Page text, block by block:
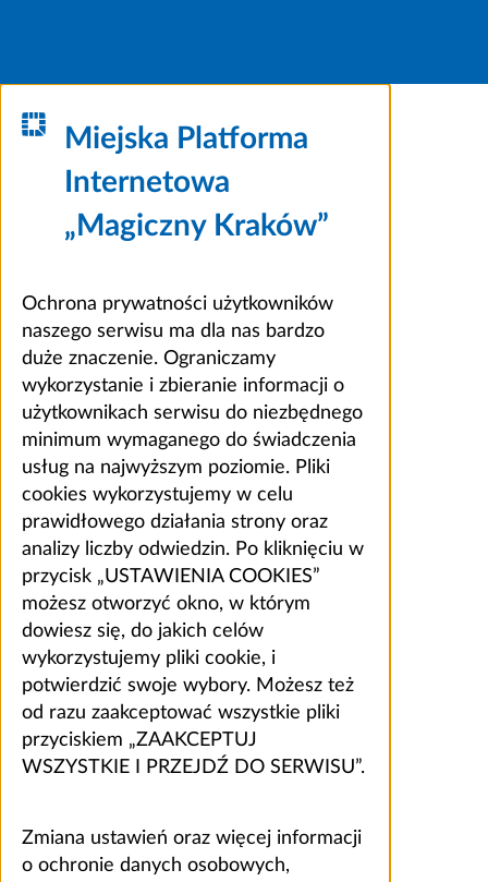
Miejska Platforma
Internetowa
„Magiczny Kraków”
Ochrona prywatności użytkowników
naszego serwisu ma dla nas bardzo
duże znaczenie. Ograniczamy
wykorzystanie i zbieranie informacji o
użytkownikach serwisu do niezbędnego
minimum wymaganego do świadczenia
usług na najwyższym poziomie. Pliki
cookies wykorzystujemy w celu
prawidłowego działania strony oraz
analizy liczby odwiedzin. Po kliknięciu w
przycisk „USTAWIENIA COOKIES”
możesz otworzyć okno, w którym
dowiesz się, do jakich celów
wykorzystujemy pliki cookie, i
potwierdzić swoje wybory. Możesz też
od razu zaakceptować wszystkie pliki
przyciskiem „ZAAKCEPTUJ
WSZYSTKIE I PRZEJDŹ DO SERWISU”.
Zmiana ustawień oraz więcej informacji
o ochronie danych osobowych,